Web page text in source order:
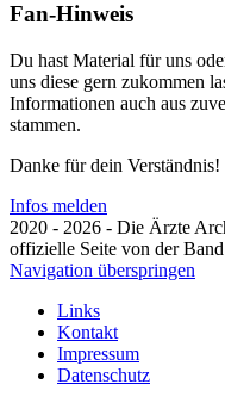
Fan-Hinweis
Du hast Material für uns
uns diese gern zukommen
Informationen auch aus
stammen.
Danke für dein Verständnis!
Infos melden
2020 - 2026 - Die Ärzte
offizielle Seite von der
Navigation überspringen
Links
Kontakt
Impressum
Datenschutz